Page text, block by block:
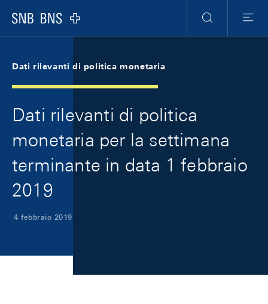
Logo
Ricerca
Menu
Dati rilevanti di politica monetaria
Dati rilevanti di politica
monetaria per la settimana
terminante in data 1 febbraio
2019
4 febbraio 2019